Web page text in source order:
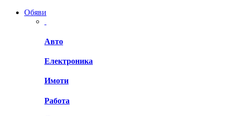
Обяви
Авто
Електроника
Имоти
Работа